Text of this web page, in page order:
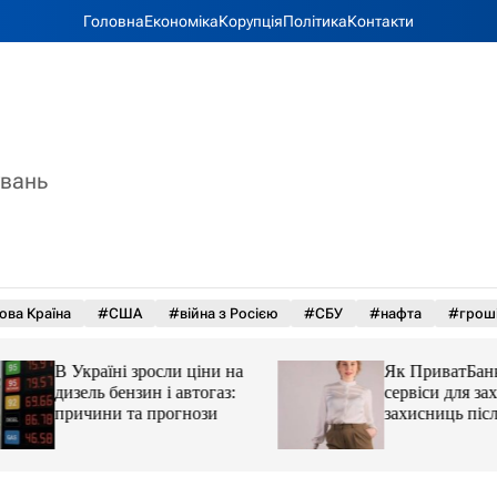
ГоловнаЕкономікаКорупціяПолітикаКонтакти
Країна #США #війна з Росією #СБУ #нафта
В Україні зросли ціни на
дизель бензин і автогаз:
причини та прогнози
Як ПриватБанк
сервіси для
захисниць після